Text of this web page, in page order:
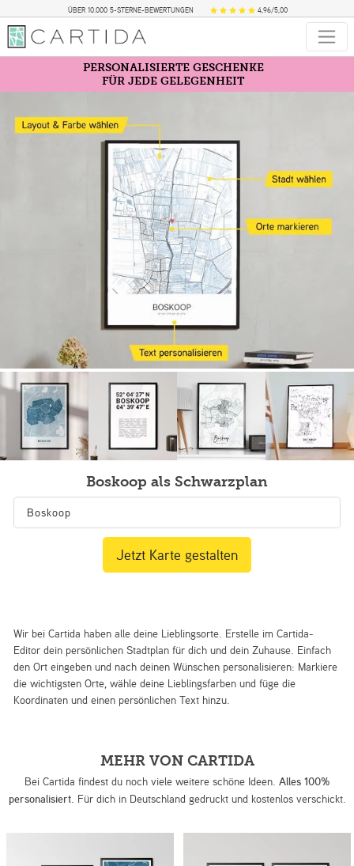
ÜBER 10.000 5-STERNE-BEWERTUNGEN 4,96/5,00
PERSONALISIERTE GESCHENKE
FÜR JEDE GELEGENHEIT
Boskoop als Schwarzplan
Wir bei Cartida haben alle deine Lieblingsorte. Erstelle im Cartida-
Editor dein persönlichen Stadtplan für dich und dein Zuhause. Einfach
den Ort eingeben und nach deinen Wünschen personalisieren: Markiere
die wichtigsten Orte, wähle deine Lieblingsfarben und füge die
Koordinaten und einen persönlichen Text hinzu.
Jetzt Karte gestalten
MEHR VON CARTIDA
Bei Cartida findest du noch viele weitere schöne Ideen. Alles 100%
personalisiert. Für dich in Deutschland gedruckt und kostenlos verschickt.